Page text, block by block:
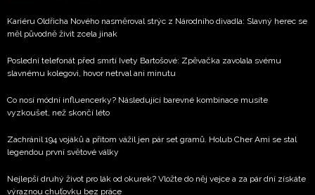
Kariéru Oldřicha Nového nasměroval strýc z Národního divadla: Slavný herec se
měl původně živit zcela jinak
Poslední telefonát před smrtí Ivety Bartošové: Zpěvačka zavolala svému
slavnému kolegovi, hovor netrval ani minutu
Co nosí módní influencerky? Následující barevné kombinace musíte
vyzkoušet, než skončí léto
Zachránil 194 vojáků a přitom vážil jen pár set gramů. Holub Cher Ami se stal
legendou první světové války
Nejlepší druhý život pro lák od okurek? Vložte do něj vejce a za pár dní získáte
výraznou chuťovku bez práce